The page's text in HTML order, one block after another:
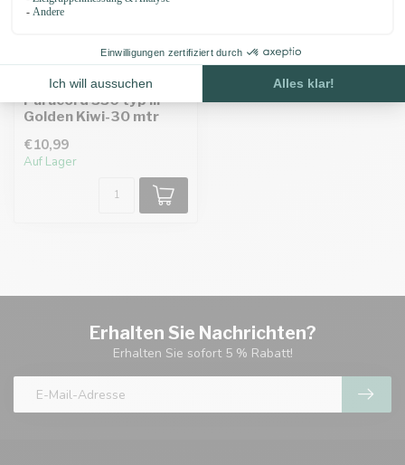
Paracord 550 typ III
Golden Kiwi-30 mtr
€10,99
Auf Lager
Erhalten Sie Nachrichten?
Erhalten Sie sofort 5 % Rabatt!